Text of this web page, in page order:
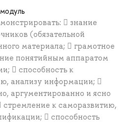
 знание
(обязательной
материала;  грамотное
понятийным аппаратом
 способность к
анализу информации; 
аргументированно и ясно
стремление к саморазвитию,
 способность